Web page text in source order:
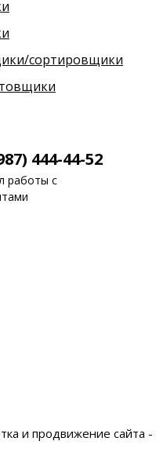
сортировщики
и продвижение сайта -
работы с
444-44-52